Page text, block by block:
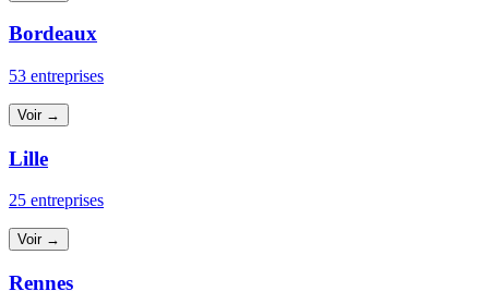
Bordeaux
53 entreprises
Voir →
Lille
25 entreprises
Voir →
Rennes